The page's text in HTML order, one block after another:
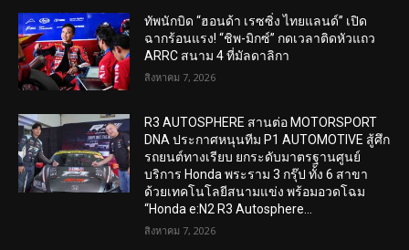
ทัพนักบิด “ฮอนด้า เรซซิ่ง ไทยแลนด์” เปิด
ฉากร้อนแรง! “ชิพ-มิกซ์” กดเวลาติดหัวแถว
ARRC สนาม 4 ที่มัลดาลิกา
สิงหาคม 7, 2026
R3 AUTOSPHERE สานต่อ MOTORSPORT
DNA ประกาศหนุนทีม P1 AUTOMOTIVE สู้ศึก
รถยนต์ทางเรียบ ยกระดับมาตรฐานศูนย์
บริการ Honda พระราม 3 กรุ๊ป ทั้ง 6 สาขา
ด้วยเทคโนโลยีสนามแข่ง พร้อมอวดโฉม
“Honda e:N2 R3 Autosphere...
สิงหาคม 7, 2026